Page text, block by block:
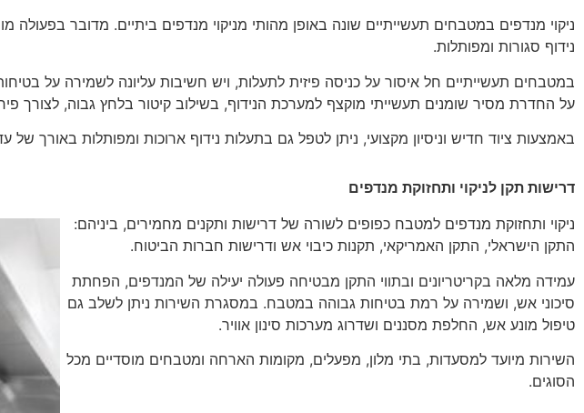
ניקוי מנדפים במטבחים תעשייתיים שונה באופן מהותי מניקוי מנדפים ביתיים. מדובר
נידוף סגורות ומפותלות.
במטבחים תעשייתיים חל איסור על כניסה פיזית לתעלות, ויש חשיבות עליונה לשמירה על
על החדרת מסיר שומנים תעשייתי מוקצף למערכת הנידוף, בשילוב קיטור בלחץ גבוה, לצורך
באמצעות ציוד חדיש וניסיון מקצועי, ניתן לטפל גם בתעלות נידוף ארוכות ומפותלות באורך של עד כ־28 מטר, תוך שמירה על שלמות המערכת ומניעת
דרישות תקן לניקוי ותחזוקת מנדפים
ניקוי ותחזוקת מנדפים למטבח כפופים לשורה של דרישות ותקנים מחמירים, ביניהם:
התקן הישראלי, התקן האמריקאי, תקנות כיבוי אש ודרישות חברות הביטוח.
עמידה מלאה בקריטריונים ובתווי התקן מבטיחה פעולה יעילה של המנדפים, הפחתת
סיכוני אש, ושמירה על רמת בטיחות גבוהה במטבח. במסגרת השירות ניתן לשלב גם
טיפול מונע אש, החלפת מסננים ושדרוג מערכות סינון אוויר.
השירות מיועד למסעדות, בתי מלון, מפעלים, מקומות הארחה ומטבחים מוסדיים מכל
הסוגים.